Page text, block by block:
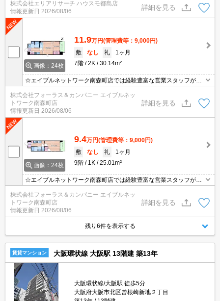
株式会社エリアリサーチ ハウスモ都島店
情報更新日 2026/08/06
詳細を見る
画像：24枚
11.9万円(管理費等：9,000円)
敷
なし 礼
1ヶ月
7階
2K 30.14m²
☆エイブルネットワーク南森町店では経験豊富な営業スタッフが多
現地付近にて待ち合わせをさせていただきご内覧いただくサービス
や、主要駅までのお迎えサービスも実施中です☆詳しくは「エイブ
ルネットワーク南森町店」０１２０－８２１－２６０にお気軽にお
株式会社フォーラス＆カンパニー エイブルネッ
トワーク南森町店
情報更新日 2026/08/06
詳細を見る
画像：24枚
9.4万円(管理費等：9,000円)
敷
なし 礼
1ヶ月
9階
1K 25.01m²
☆エイブルネットワーク南森町店では経験豊富な営業スタッフが多
現地付近にて待ち合わせをさせていただきご内覧いただくサービス
や、主要駅までのお迎えサービスも実施中です☆詳しくは「エイブ
ルネットワーク南森町店」０１２０－８２１－２６０にお気軽にお
株式会社フォーラス＆カンパニー エイブルネッ
トワーク南森町店
情報更新日 2026/08/06
詳細を見る
残り6件を表示する
賃貸マンション 大阪環状線 大阪駅 13階建 築13年
大阪環状線/大阪駅 徒歩5分
大阪府大阪市北区曾根崎新地２丁目